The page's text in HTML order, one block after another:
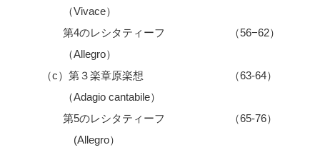
（Vivace）
第4のレシタティーフ （56−62）
（Allegro）
（c）第３楽章原楽想 （63-64）
（Adagio cantabile）
第5のレシタティーフ （65-76）
(Allegro）